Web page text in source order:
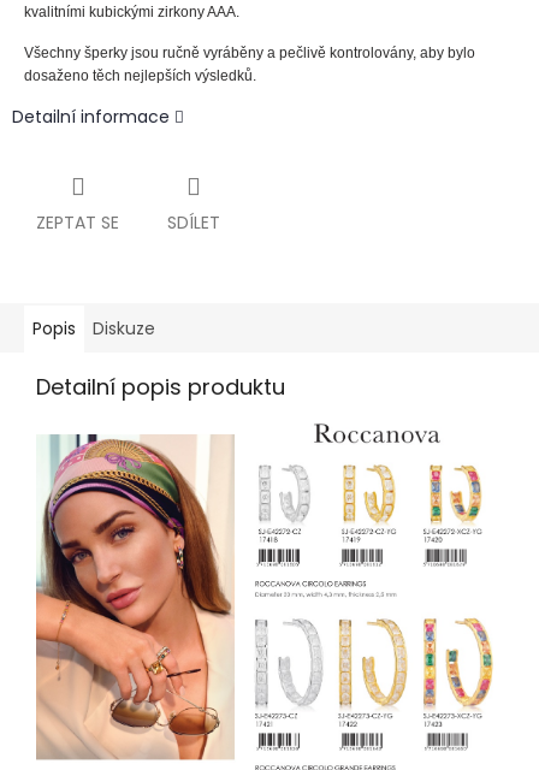
kvalitními kubickými zirkony AAA.
Všechny šperky jsou ručně vyráběny a pečlivě kontrolovány, aby bylo
dosaženo těch nejlepších výsledků.
Detailní informace
ZEPTAT SE SDÍLET
Popis Diskuze
Detailní popis produktu